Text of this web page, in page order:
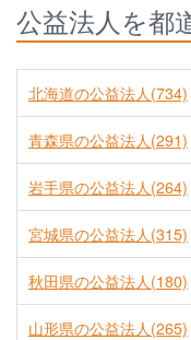
公益法人を都
北海道の公益法人(734)
青森県の公益法人(291)
岩手県の公益法人(264)
宮城県の公益法人(315)
秋田県の公益法人(180)
山形県の公益法人(265)